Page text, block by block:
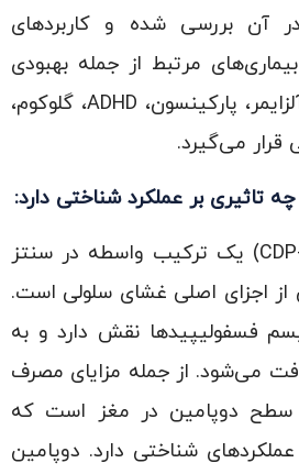
آن بررسی شده و کاربردهای
مرتبط از جمله بهبودی
پس از سکته مغزی، آلزایمر، پارکینسون، ADHD، گلوکوم،
قرار می‌گیرد.
بر عملکرد شناختی دارد:
سیتی‌کولین (CDP-choline) یک ترکیب واسطه در سنتز
از اجزای اصلی غشای سلولی است.
فسفولیپیدها نقش دارد و به
می‌شود. از جمله مزایای مصرف
سطح دوپامین در مغز است که
شناختی دارد. دوپامین